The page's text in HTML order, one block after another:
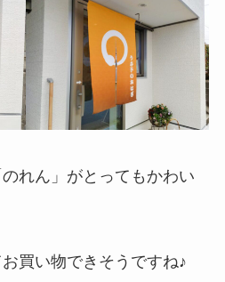
れん」がとってもかわい
買い物できそうですね♪